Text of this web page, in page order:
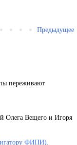
Предыдущее
переживают
Олега Вещего и Игоря
ФИПИ).